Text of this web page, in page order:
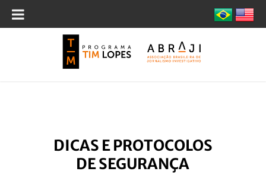
DICAS E PROTOCOLOS
DE SEGURANÇA